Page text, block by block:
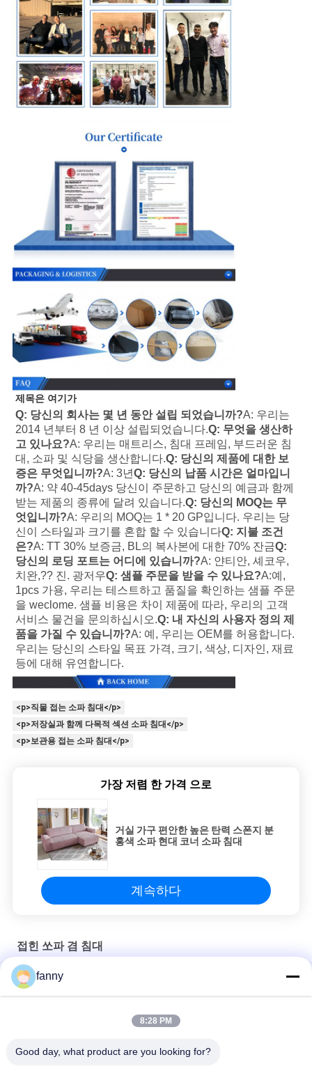
제목은 여기가
Q: 당신의 회사는 몇 년 동안 설립 되었습니까?A: 우리는
2014 년부터 8 년 이상 설립되었습니다.Q: 무엇을 생산하
고 있나요?A: 우리는 매트리스, 침대 프레임, 부드러운 침
대, 소파 및 식당을 생산합니다.Q: 당신의 제품에 대한 보
증은 무엇입니까?A: 3년Q: 당신의 납품 시간은 얼마입니
까?A: 약 40-45days 당신이 주문하고 당신의 예금과 함께
받는 제품의 종류에 달려 있습니다.Q: 당신의 MOQ는 무
엇입니까?A: 우리의 MOQ는 1 * 20 GP입니다. 우리는 당
신이 스타일과 크기를 혼합 할 수 있습니다Q: 지불 조건
은?A: TT 30% 보증금, BL의 복사본에 대한 70% 잔금Q:
당신의 로딩 포트는 어디에 있습니까?A: 얀티안, 셰코우,
치완,?? 진. 광저우Q: 샘플 주문을 받을 수 있나요?A:예,
1pcs 가용, 우리는 테스트하고 품질을 확인하는 샘플 주문
을 weclome. 샘플 비용은 차이 제품에 따라, 우리의 고객
서비스 물건을 문의하십시오.Q: 내 자신의 사용자 정의 제
품을 가질 수 있습니까?A: 예, 우리는 OEM를 허용합니다.
우리는 당신의 스타일 목표 가격, 크기, 색상, 디자인, 재료
등에 대해 유연합니다.
<p>직물 접는 소파 침대</p>
<p>저장실과 함께 다목적 섹션 소파 침대</p>
<p>보관용 접는 소파 침대</p>
가장 저렴 한 가격 으로
거실 가구 편안한 높은 탄력 스폰지 분
홍색 소파 현대 코너 소파 침대
계속하다
접힌 쏘파 겸 침대
OEM/ODM 오피스 모듈형 접는 소파 침대 천재 223x143x80CM
fanny
8:28 PM
Good day, what product are you looking for?